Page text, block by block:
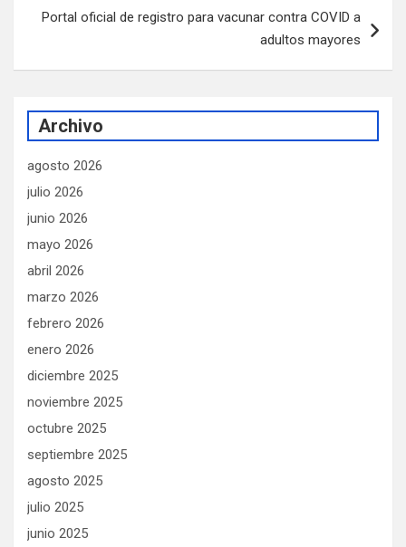
Portal oficial de registro para vacunar contra COVID a
adultos mayores
Archivo
agosto 2026
julio 2026
junio 2026
mayo 2026
abril 2026
marzo 2026
febrero 2026
enero 2026
diciembre 2025
noviembre 2025
octubre 2025
septiembre 2025
agosto 2025
julio 2025
junio 2025